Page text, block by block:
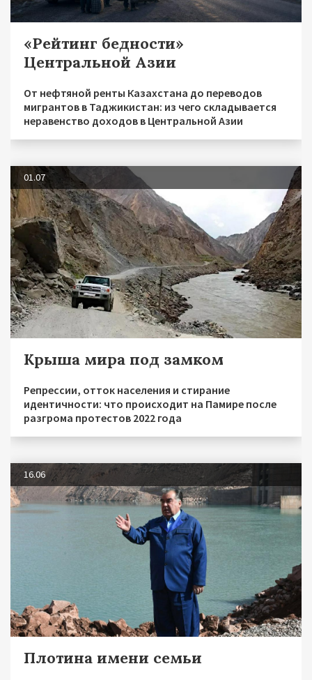
«Рейтинг бедности»
Центральной Азии
От нефтяной ренты Казахстана до переводов
мигрантов в Таджикистан: из чего складывается
неравенство доходов в Центральной Азии
01.07
Крыша мира под замком
Репрессии, отток населения и стирание
идентичности: что происходит на Памире после
разгрома протестов 2022 года
16.06
Плотина имени семьи